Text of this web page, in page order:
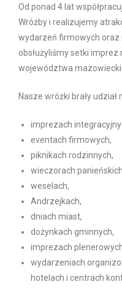
Od ponad 4 lat
Wróżby i realizujemy
wydarzeń firmowych oraz
obsłużyliśmy setki imprez
województwa
Nasze wróżki brały udział
imprezach
eventach firmowych,
piknikach rodzinnych,
wieczorach
weselach,
Andrzejkach,
dniach miast,
dożynkach gminnych,
imprezach
wydarzeniach
hotelach i centrach